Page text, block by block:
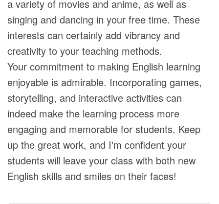
a variety of movies and anime, as well as
singing and dancing in your free time. These
interests can certainly add vibrancy and
creativity to your teaching methods.
Your commitment to making English learning
enjoyable is admirable. Incorporating games,
storytelling, and interactive activities can
indeed make the learning process more
engaging and memorable for students. Keep
up the great work, and I'm confident your
students will leave your class with both new
English skills and smiles on their faces!